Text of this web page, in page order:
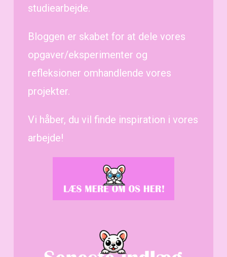
studiearbejde.
Bloggen er skabet for at dele vores
opgaver/eksperimenter og
refleksioner omhandlende vores
projekter.
Vi håber, du vil finde inspiration i vores
arbejde!